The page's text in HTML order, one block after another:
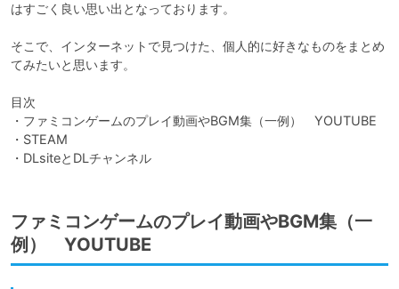
はすごく良い思い出となっております。
そこで、インターネットで見つけた、個人的に好きなものをまとめ
てみたいと思います。
目次
・ファミコンゲームのプレイ動画やBGM集（一例）　YOUTUBE
・STEAM
・DLsiteとDLチャンネル
ファミコンゲームのプレイ動画やBGM集（一
例） YOUTUBE